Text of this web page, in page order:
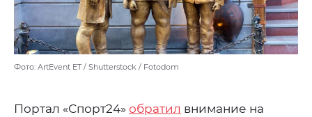
Фото: ArtEvent ET / Shutterstock / Fotodom
Портал «Спорт24» обратил внимание на